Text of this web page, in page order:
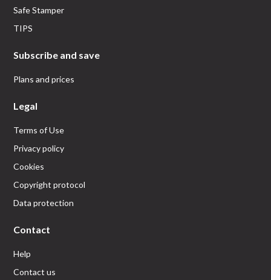
Safe Stamper
TIPS
Subscribe and save
Plans and prices
Legal
Terms of Use
Privacy policy
Cookies
Copyright protocol
Data protection
Contact
Help
Contact us